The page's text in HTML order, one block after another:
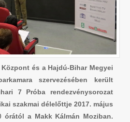
és a Hajdú-Bihar Megyei
szervezésében került
7 Próba rendezvénysorozat
szakmai délelőttje 2017. május
órától a Makk Kálmán Moziban.